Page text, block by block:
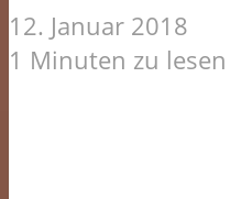
12. Januar 2018
1 Minuten zu lesen